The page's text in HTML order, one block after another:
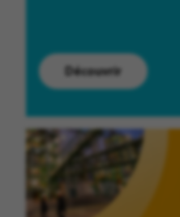
Découvrir